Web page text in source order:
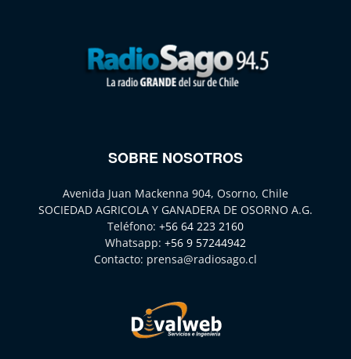
SOBRE NOSOTROS
Avenida Juan Mackenna 904, Osorno, Chile
SOCIEDAD AGRICOLA Y GANADERA DE OSORNO A.G.
Teléfono: +56 64 223 2160
Whatsapp: +56 9 57244942
Contacto: prensa@radiosago.cl